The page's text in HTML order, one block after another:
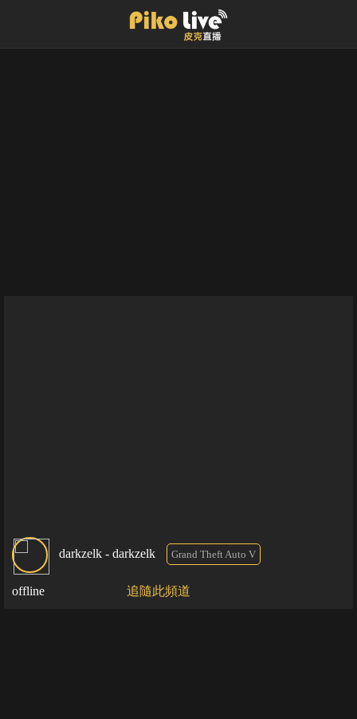
darkzelk - darkzelk Grand Theft Auto V
offline 追隨此頻道